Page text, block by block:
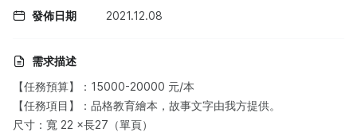
發佈日期 2021.12.08
需求描述
【任務預算】：15000-20000 元/本
【任務項目】：品格教育繪本，故事文字由我方提供。
尺寸：寬 22 ×長27（單頁）